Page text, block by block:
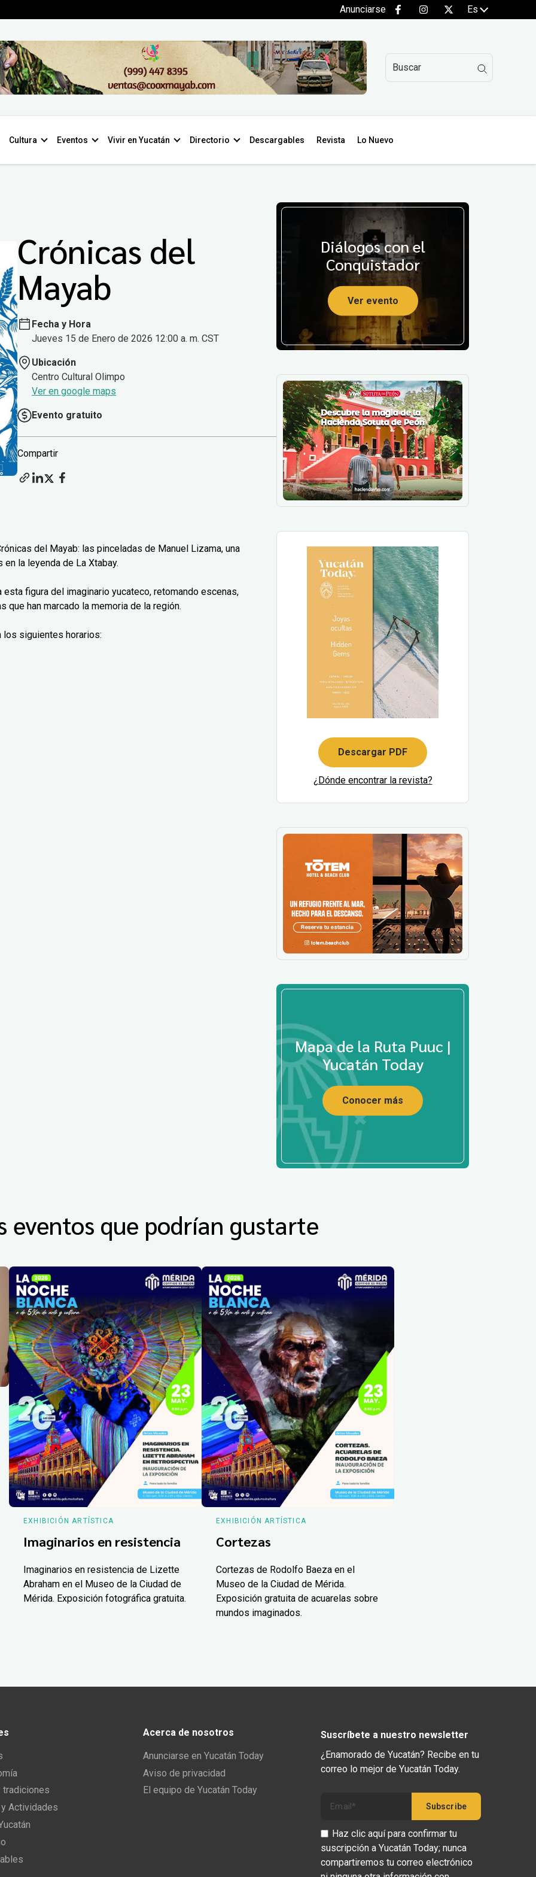
Anunciarse Es
Cultura Eventos Vivir en Yucatán Directorio Descargables Revista Lo Nuevo
Crónicas del
Mayab
Fecha y Hora
Jueves 15 de Enero de 2026 12:00 a. m. CST
Ubicación
Centro Cultural Olimpo
Ver en google maps
Evento gratuito
Compartir
del Mayab: las pinceladas de Manuel Lizama, una
la leyenda de La Xtabay.
figura del imaginario yucateco, retomando escenas,
han marcado la memoria de la región.
siguientes horarios:
Diálogos con el
Conquistador
Ver evento
Descargar PDF
¿Dónde encontrar la revista?
Mapa de la Ruta Puuc |
Yucatán Today
Conocer más
eventos que podrían gustarte
EXHIBICIÓN ARTÍSTICA
Imaginarios en resistencia
Imaginarios en resistencia de Lizette
Abraham en el Museo de la Ciudad de
Mérida. Exposición fotográfica gratuita.
EXHIBICIÓN ARTÍSTICA
Cortezas
Cortezas de Rodolfo Baeza en el
Museo de la Ciudad de Mérida.
Exposición gratuita de acuarelas sobre
mundos imaginados.
tradiciones
Actividades
Acerca de nosotros
Anunciarse en Yucatán Today
Aviso de privacidad
El equipo de Yucatán Today
Suscríbete a nuestro newsletter
¿Enamorado de Yucatán? Recibe en tu
correo lo mejor de Yucatán Today.
Haz clic aquí para confirmar tu
suscripción a Yucatán Today; nunca
compartiremos tu correo electrónico